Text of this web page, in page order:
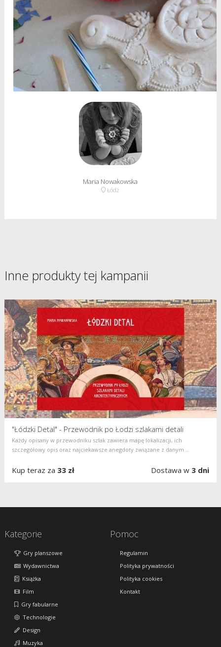
Maria Nowakowska
Łódź
Inne produkty tej kampanii
"Łódzki Detal" - Przewodnik po Łodzi szlakami detali
Każdy opisany w przewodniku szlak zawiera mapę lokalizacji, ich
szczegółowy opis oraz najciekawsze anegdoty związane z danym...
Kup teraz za 33 zł Dostawa w 3 dni
Kategorie
Gry planszowe
Wydawnictwa
Książka
Film
Gry fabularne
Technologie
Design
Muzyka
Pomoc
Regulamin
Polityka prywatności
Polityka cookies
Kontakt